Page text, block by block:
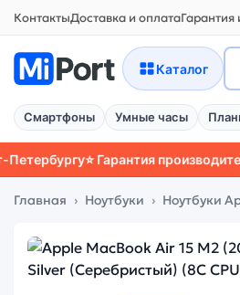
КонтактыДоставка и оплатаГарантия
Каталог
Смартфоны Умные часы
⭐ Гарантия производителя💳
Главная Ноутбуки Ноутбуки